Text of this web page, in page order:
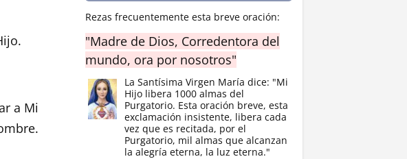
a Mi
Rezas frecuentemente esta breve oración:
"Madre de Dios, Corredentora del
mundo, ora por nosotros"
La Santísima Virgen María dice: "Mi
Hijo libera 1000 almas del
Purgatorio. Esta oración breve, esta
exclamación insistente, libera cada
vez que es recitada, por el
Purgatorio, mil almas que alcanzan
la alegría eterna, la luz eterna."